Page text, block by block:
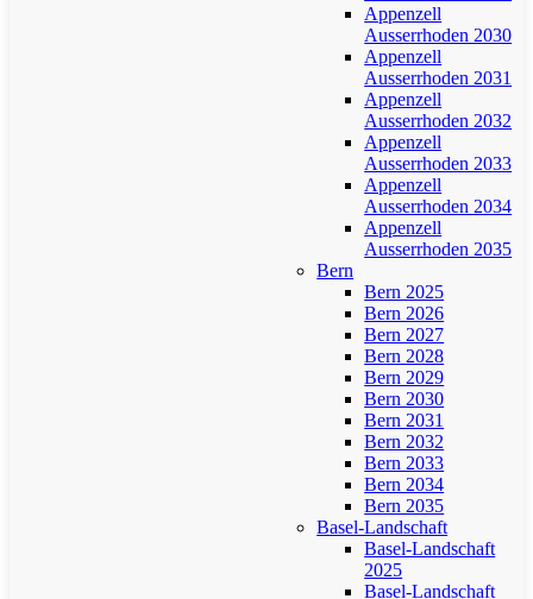
Appenzell
Ausserrhoden 2030
Appenzell
Ausserrhoden 2031
Appenzell
Ausserrhoden 2032
Appenzell
Ausserrhoden 2033
Appenzell
Ausserrhoden 2034
Appenzell
Ausserrhoden 2035
Bern
Bern 2025
Bern 2026
Bern 2027
Bern 2028
Bern 2029
Bern 2030
Bern 2031
Bern 2032
Bern 2033
Bern 2034
Bern 2035
Basel-Landschaft
Basel-Landschaft
2025
Basel-Landschaft